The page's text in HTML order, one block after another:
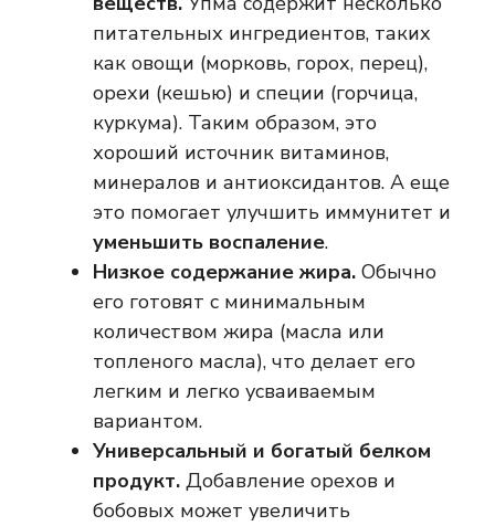
питательных ингредиентов, таких
как овощи (морковь, горох, перец),
орехи (кешью) и специи (горчица,
куркума). Таким образом, это
хороший источник витаминов,
минералов и антиоксидантов. А еще
это помогает улучшить иммунитет и
уменьшить воспаление.
Низкое содержание жира. Обычно
его готовят с минимальным
количеством жира (масла или
топленого масла), что делает его
легким и легко усваиваемым
вариантом.
Универсальный и богатый белком
продукт. Добавление орехов и
бобовых может увеличить